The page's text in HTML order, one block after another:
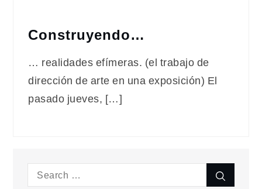
Construyendo…
… realidades efímeras. (el trabajo de
dirección de arte en una exposición) El
pasado jueves, […]
Search